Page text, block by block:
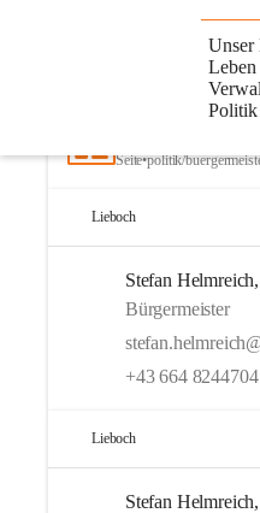
Unser
Politik
Artikel
Seite•politik/
Lieboch
Stefan
Bürgermeister
+43 664 8244704
Lieboch
Stefan